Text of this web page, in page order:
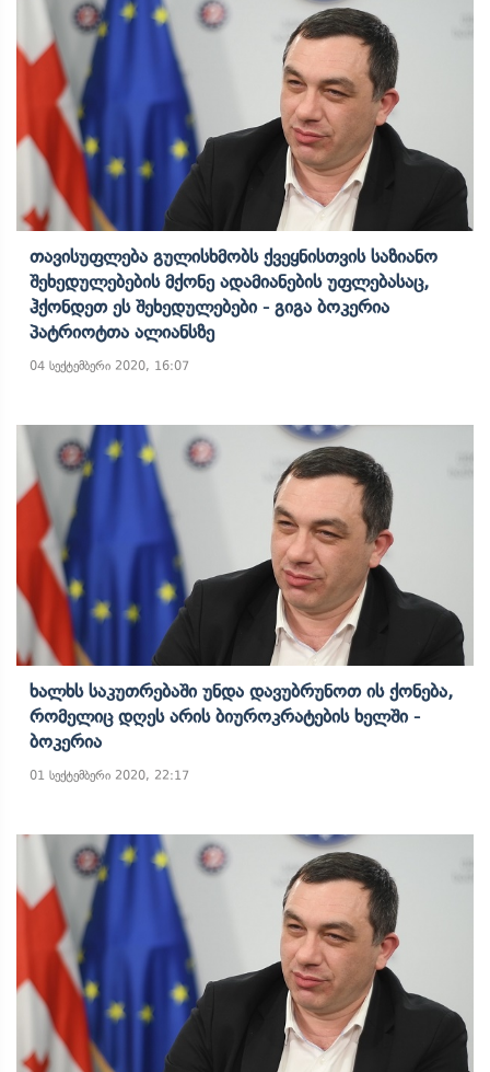
Თავისუფლება Გულისხმობს Ქვეყნისთვის Საზიანო
Შეხედულებების Მქონე Ადამიანების Უფლებასაც,
Ჰქონდეთ Ეს Შეხედულებები - Გიგა Ბოკერია
Პატრიოტთა Ალიანსზე
04 სექტემბერი 2020, 16:07
Ხალხს Საკუთრებაში Უნდა Დავუბრუნოთ Ის Ქონება,
Რომელიც Დღეს Არის Ბიუროკრატების Ხელში -
Ბოკერია
01 სექტემბერი 2020, 22:17